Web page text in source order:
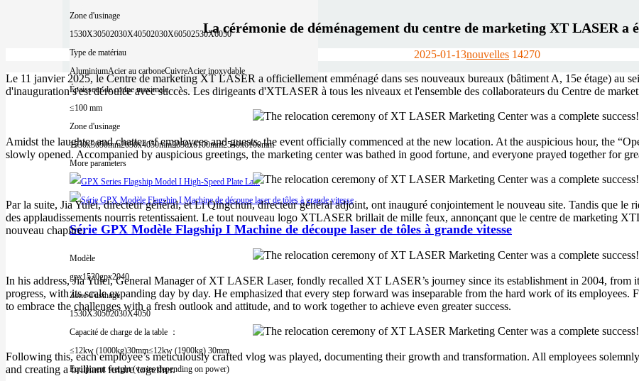
Zone d'usinage
1530X30502030X40502030X60502530X6050
Type de matériau
AluminiumAcier au carboneCuivreAcier inoxydable
Épaisseur de coupe maximale
≤100 mm
Zone d'usinage
1530x3050mm2030x4050mm2030x6100mm2540x6100mm
More parameters
Série GPX Modèle Flagship I Machine de découpe laser de tôles à grande vitesse
Modèle
gpx1530gpx2040
Zone d'usinage
1530X30502030X4050
Capacité de charge de la table ：
≤12kw (1000kg)30mm≤12kw (1900kg) 30mm
Equipment weight (varies depending on power)
La cérémonie de déménagement du centre de marketing XT LASER a
2025-01-13nouvelles 14270
Le 11 janvier 2025, le Centre de marketing XT LASER a officiellement emménagé dans ses nouveaux bureaux (bâtiment A, 15e étage) au
d'inauguration s'est déroulée avec succès. Les dirigeants d'XTLASER à tous les niveaux et l'ensemble des collaborateurs du Centre de
Amidst the laughter and chatter of employees and guests, the event officially commenced at the new location. At the auspicious hour, the
slowly opened. Accompanied by auspicious greetings, the marketing center was bathed in good fortune, and everyone prayed together for
Par la suite, Jia Yulei, directeur général, et Li Qingchun, directeur général adjoint, ont inauguré conjointement le nouveau site. Tandis que
des applaudissements nourris retentissaient. Le tout nouveau logo XTLASER brillait de mille feux, annonçant que le centre de marketing
nouveau chapitre.
In his address, Jia Yulei, General Manager of XT LASER Laser, fondly recalled XT LASER’s journey since its establishment in 2004, from
progress, with its scale expanding day by day. He emphasized that every step forward was inseparable from the hard work of its
to embrace the challenges with a fresh outlook and attitude, and to work together to achieve even greater success.
Following this, each employee’s meticulously crafted vlog was played, documenting their growth and transformation. All employees
and creating a brilliant future together.